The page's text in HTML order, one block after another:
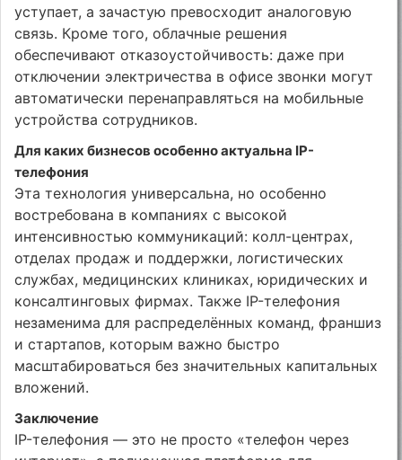
уступает, а зачастую превосходит аналоговую
связь. Кроме того, облачные решения
обеспечивают отказоустойчивость: даже при
отключении электричества в офисе звонки могут
автоматически перенаправляться на мобильные
устройства сотрудников.
Для каких бизнесов особенно актуальна IP-
телефония
Эта технология универсальна, но особенно
востребована в компаниях с высокой
интенсивностью коммуникаций: колл-центрах,
отделах продаж и поддержки, логистических
службах, медицинских клиниках, юридических и
консалтинговых фирмах. Также IP-телефония
незаменима для распределённых команд, франшиз
и стартапов, которым важно быстро
масштабироваться без значительных капитальных
вложений.
Заключение
IP-телефония — это не просто «телефон через